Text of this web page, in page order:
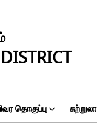
தொகுப்பு சுற்றுலா